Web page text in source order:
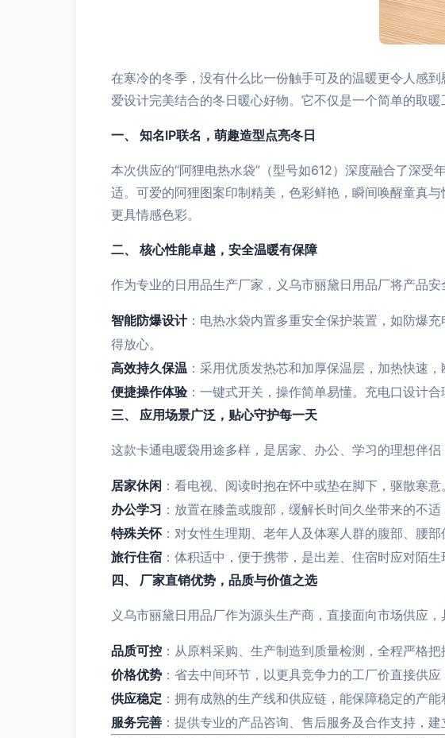
在寒冷的冬季，没有什么比一份触手可及的温暖更令人感
爱设计完美结合的冬日暖心好物。它不仅是一个简单的取
一、 知名IP联名，萌趣造型点亮冬日
本次供应的“阿狸电热水袋”（型号如612）深度融合了深
适。可爱的阿狸图案印制精美，色彩鲜艳，瞬间唤醒童真
更具情感色彩。
二、 核心性能卓越，安全温暖有保障
作为专业的日用品生产厂家，义乌市丽黛日用品厂将产品安
智能防爆设计：电热水袋内置多重安全保护装置，如防爆
得放心。
高效持久保温 ：采用优质发热芯和加厚保温层，加热快速
便捷操作体验：一键式开关，操作简单易懂。充电口设计合
三、 应用场景广泛，贴心守护每一天
这款卡通电暖袋用途多样，是居家、办公、学习的理想伴侣
居家休闲 ：看电视、阅读时抱在怀中或垫在脚下，驱散寒意。
办公学习 ：放置在膝盖或腹部，缓解长时间久坐带来的不适
特殊关怀：对女性生理期、老年人及体寒人群的腹部、腰部
旅行住宿 ：体积适中，便于携带，是出差、住宿时应对陌生
四、 厂家直销优势，品质与价值之选
义乌市丽黛日用品厂作为源头生产商，直接面向市场供应，
品质可控 ：从原料采购、生产制造到质量检测，全程严格
价格优势 ：省去中间环节，以更具竞争力的工厂价直接供
供应稳定 ：拥有成熟的生产线和供应链，能保障稳定的产
服务完善 ：提供专业的产品咨询、售后服务及合作支持，建